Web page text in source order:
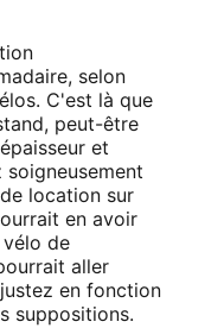
selon
C'est là que
peut-être
et
location sur
en avoir
vélo de
aller
en fonction
suppositions.